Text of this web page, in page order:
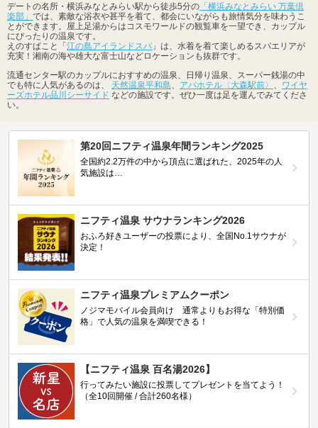
デートの名所・横浜みなとみらい駅から徒歩5分の 「横浜みなとみらい 万葉倶
楽部」 では、素敵な浴衣や甚平を着て、都会にいながらも旅情気分を味わうこ
とができます。屋上足湯からはコスモワールドの観覧車を一望でき、カップル
にぴったりの温泉です。
えのすぱこと「江の島アイランドスパ 」は、水着を着て楽しめるスパエリアが
充実！湘南の海や雄大な富士山などロケーションも抜群です。
流通センター駅のカップルにおすすめの温泉、日帰り温泉、スーパー銭湯の中
でも特に人気があるのは、 天然温泉平和島 アパホテル〈大森駅前〉
ワイヤ
ーズホテル品川シーサイド などの施設です。ぜひ一度は足を運んでみてくださ
い。
第20回ニフティ温泉年間ランキング2025
全国約2.2万件の中から頂点に選ばれた、2025年の人
気施設は…
ニフティ温泉 サウナランキング2026
おふろ好きユーザーの投票により、全国No.1サウナが
決定！
ニフティ温泉プレミアムクーポン
ノジマモバイル会員向け 通常よりもお得な「特別価
格」で人気の温泉を満喫できる！
【ニフティ温泉 百名湯2026】
行ってみたい施設に投票してプレゼントを当てよう！
（全10回開催 / 合計260名様）